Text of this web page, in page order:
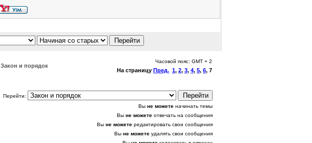
Закон и порядок
Часовой пояс: GMT + 2
На страницу Пред. 1, 2, 3, 4, 5, 6, 7
Перейти:
Вы не можете начинать темы
Вы не можете отвечать на сообщения
Вы не можете редактировать свои сообщения
Вы не можете удалять свои сообщения